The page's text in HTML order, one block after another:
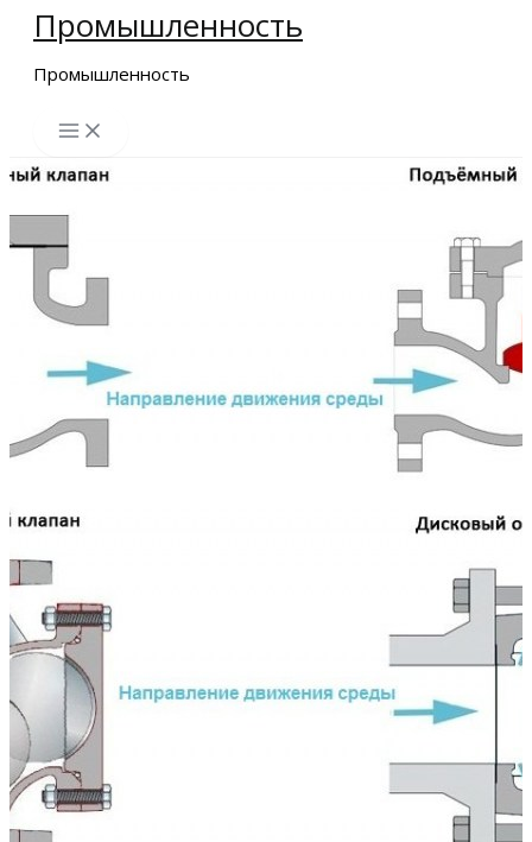
Перейти
содержимому
Промышленность
Промышленность